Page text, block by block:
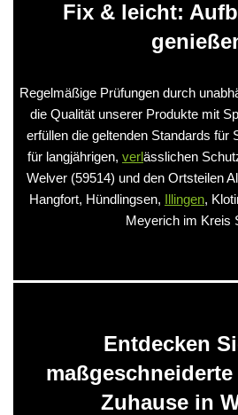
Fix & leicht:
Regelmäßige Prüfungen durch
die Qualität unserer Produkte mit
erfüllen die geltenden Standards für
für langjährigen, verlässlichen
Welver (59514) und den Ortsteilen
Hangfort, Hündlingsen, Illingen,
Meyerich im Kreis
Entdecken
Zuhause in